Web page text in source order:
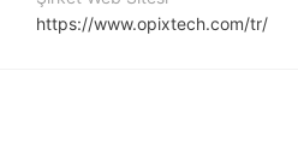
https://www.opixtech.com/tr/